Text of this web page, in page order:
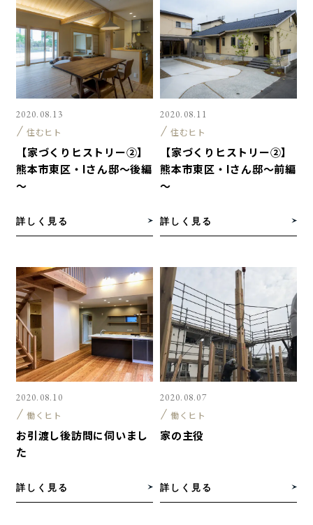
2020.08.13
住むヒト
【家づくりヒストリー②】
熊本市東区・Iさん邸～後編
～
詳しく見る
2020.08.11
住むヒト
【家づくりヒストリー②】
熊本市東区・Iさん邸～前編
～
詳しく見る
2020.08.10
働くヒト
お引渡し後訪問に伺いまし
た
詳しく見る
2020.08.07
働くヒト
家の主役
詳しく見る